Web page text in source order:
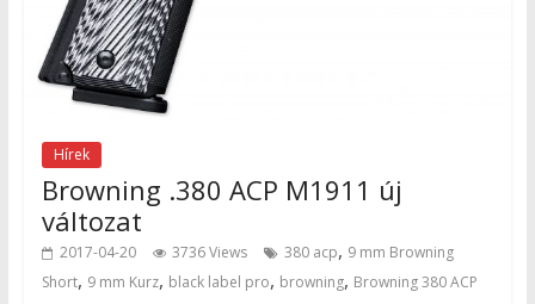
Hírek
Browning .380 ACP M1911 új
változat
2017-04-20 3736 Views 380 acp, 9 mm Browning
Short, 9 mm Kurz, black label pro, browning, Browning 380 ACP